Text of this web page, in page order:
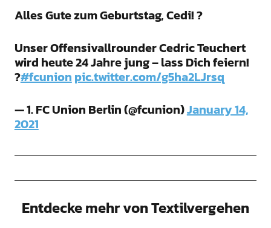
Alles Gute zum Geburtstag, Cedi! ?
Unser Offensivallrounder Cedric Teuchert
wird heute 24 Jahre jung – lass Dich feiern!
?#fcunionpic.twitter.com/g5ha2LJrsq
— 1. FC Union Berlin (@fcunion)January 14,
2021
Entdecke mehr von Textilvergehen